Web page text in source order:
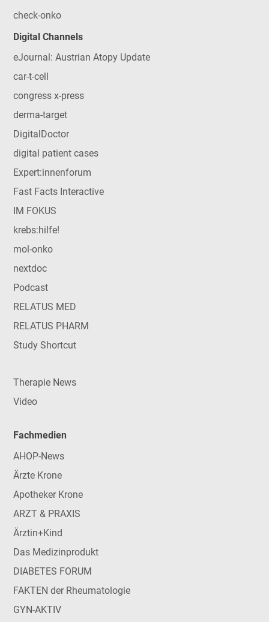
check-onko
Digital Channels
eJournal: Austrian Atopy Update
car-t-cell
congress x-press
derma-target
DigitalDoctor
digital patient cases
Expert:innenforum
Fast Facts Interactive
IM FOKUS
krebs:hilfe!
mol-onko
nextdoc
Podcast
RELATUS MED
RELATUS PHARM
Study Shortcut
Therapie News
Video
Fachmedien
AHOP-News
Ärzte Krone
Apotheker Krone
ARZT & PRAXIS
Ärztin+Kind
Das Medizinprodukt
DIABETES FORUM
FAKTEN der Rheumatologie
GYN-AKTIV